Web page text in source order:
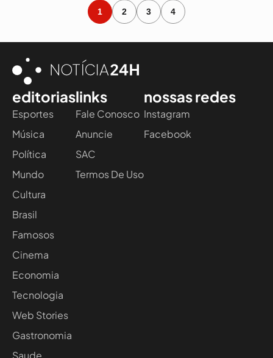
1 2 3 4
editorias
Esportes
Música
Política
Mundo
Cultura
Brasil
Famosos
Cinema
Economia
Tecnologia
Web Stories
Gastronomia
Saude
links
Fale Conosco
Anuncie
SAC
Termos De Uso
nossas redes
Instagram
Facebook